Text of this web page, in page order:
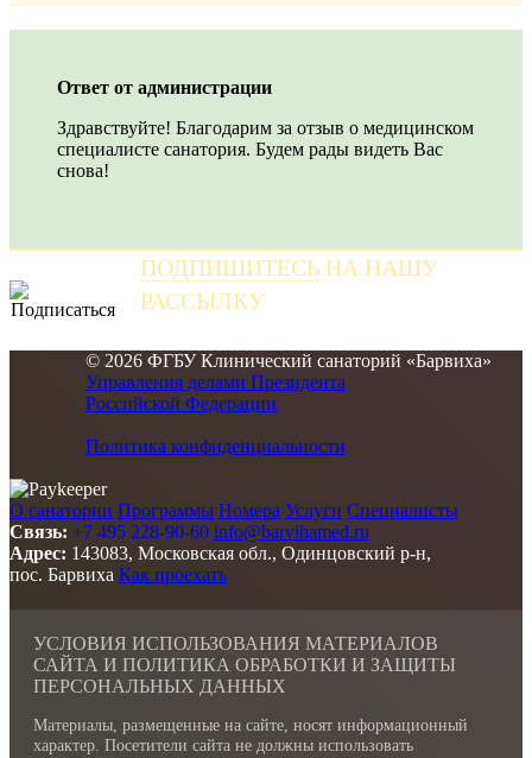
Ответ от администрации
Здравствуйте! Благодарим за отзыв о медицинском
специалисте санатория. Будем рады видеть Вас
снова!
ПОДПИШИТЕСЬ НА НАШУ
РАССЫЛКУ
© 2026 ФГБУ Клинический санаторий «Барвиха»
Управления делами Президента
Российской Федерации
Политика конфиденциальности
О санатории Программы Номера Услуги Специалисты
Связь: +7 495 228-90-60 info@barvihamed.ru
Адрес: 143083, Московская обл., Одинцовский р-н,
пос. Барвиха Как проехать
УСЛОВИЯ ИСПОЛЬЗОВАНИЯ МАТЕРИАЛОВ
САЙТА И ПОЛИТИКА ОБРАБОТКИ И ЗАЩИТЫ
ПЕРСОНАЛЬНЫХ ДАННЫХ
Материалы, размещенные на сайте, носят информационный
характер. Посетители сайта не должны использовать